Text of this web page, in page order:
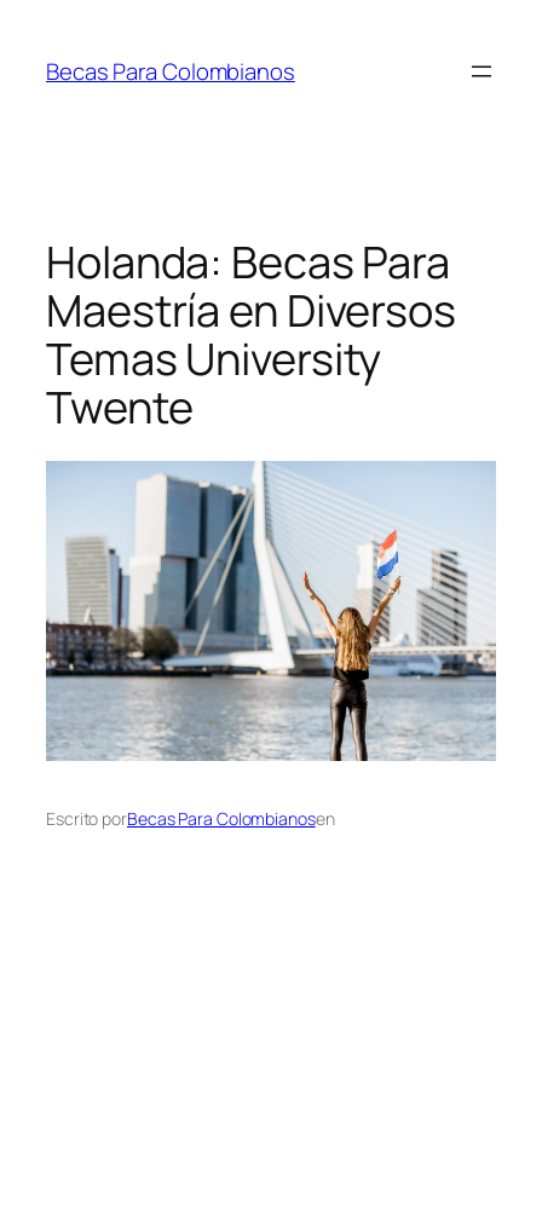
contenido
Becas Para Colombianos
Holanda: Becas Para
Maestría en Diversos
Temas University
Twente
Escrito porBecas Para Colombianosen